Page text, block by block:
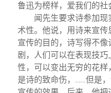
鲁迅为榜样，爱我们的社
闻先生要求诗参加
术性。他说，用诗来宣传
宣传的目的，诗写得不
剧，人们可以在表现技
性，可以变出无穷的花
是诗的致命伤，……但是